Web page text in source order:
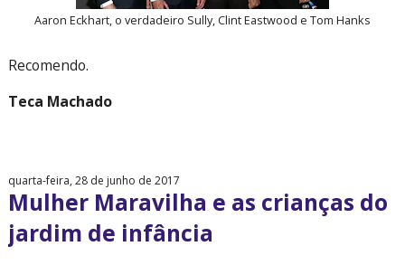
Aaron Eckhart, o verdadeiro Sully, Clint Eastwood e Tom Hanks
Recomendo.
Teca Machado
quarta-feira, 28 de junho de 2017
Mulher Maravilha e as crianças do
jardim de infância